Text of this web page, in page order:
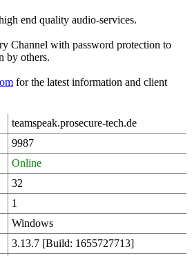
end quality audio-services.
Channel with password protection to
by others.
for the latest information and client
teamspeak.prosecure-tech.de
9987
Online
32
1
Windows
3.13.7 [Build: 1655727713]